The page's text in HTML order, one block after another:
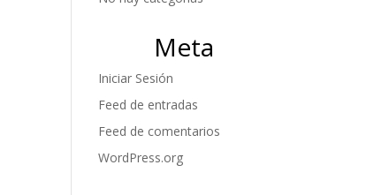
Meta
Iniciar Sesión
Feed de entradas
Feed de comentarios
WordPress.org